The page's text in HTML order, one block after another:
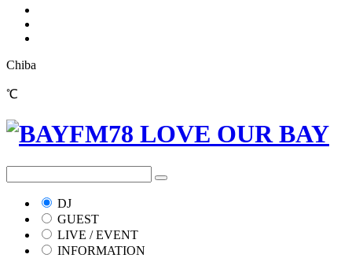
Chiba
℃
DJ
GUEST
LIVE / EVENT
INFORMATION